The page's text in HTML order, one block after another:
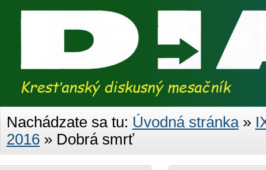
Nachádzate sa tu: Úvodná stránka »
2016 » Dobrá smrť